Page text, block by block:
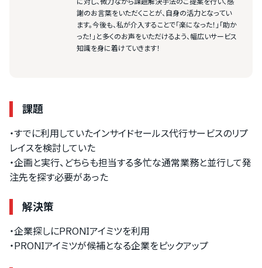
謝のお言葉をいただくことが、自身の活力となってい
ます。今後も、私が介入することで「楽になった！」「助か
った！」と多くのお声をいただけるよう、幅広いサービス
知識を身に着けていきます！
課題
・すでに利用していたインサイドセールス代行サービスのリプ
レイスを検討していた
・企画と実行、どちらも担当する多忙な通常業務と並行して発
注先を探す必要があった
解決策
・企業探しにPRONIアイミツを利用
・PRONIアイミツが候補となる企業をピックアップ